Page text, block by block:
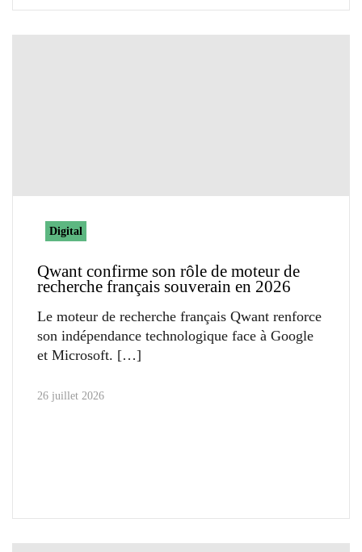
Digital
Qwant confirme son rôle de moteur de
recherche français souverain en 2026
Le moteur de recherche français Qwant renforce
son indépendance technologique face à Google
et Microsoft.
26 juillet 2026